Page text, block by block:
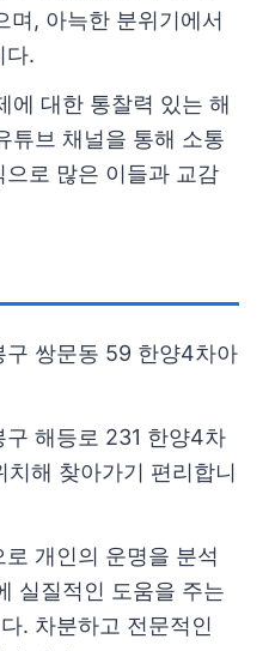
며, 아늑한 분위기에서
다.
에 대한 통찰력 있는 해
튜브 채널을 통해 소통
로 많은 이들과 교감
구 쌍문동 59 한양4차아
해등로 231 한양4차
치해 찾아가기 편리합니
개인의 운명을 분석
실질적인 도움을 주는
. 차분하고 전문적인